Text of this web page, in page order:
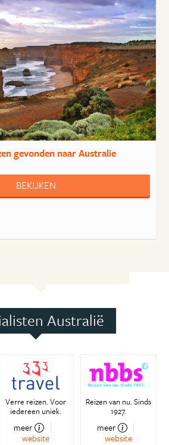
gevonden naar Australie
BEKIJKEN
Australië
Verre reizen. Voor
iedereen uniek.
meer
website
Reizen van nu. Sinds
1927.
meer
website